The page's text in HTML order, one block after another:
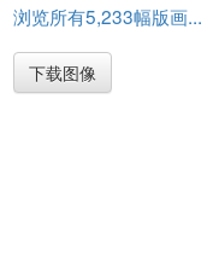
浏览所有5,233幅版画...
下载图像